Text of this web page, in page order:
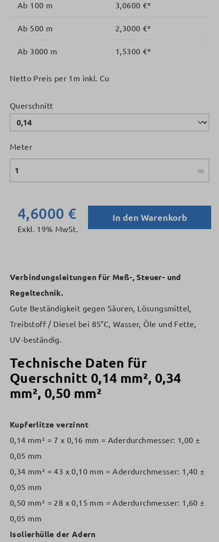
Ab 100 m 3,0600 €*
Ab 500 m 2,3000 €*
Ab 3000 m 1,5300 €*
Netto Preis per 1m inkl. Cu
Querschnittauswählen
Meter
m
4,6000 €
Exkl. 19% MwSt.
In den Warenkorb
Verbindungsleitungen für Meß-, Steuer- und
Regeltechnik.
Gute Beständigkeit gegen Säuren, Lösungsmittel,
Treibstoff / Diesel bei 85°C, Wasser, Öle und Fette,
UV-beständig.
Technische Daten für
Querschnitt 0,14 mm², 0,34
mm², 0,50 mm²
Kupferlitze verzinnt
0,14 mm² = 7 x 0,16 mm = Aderdurchmesser: 1,00 ±
0,05 mm
0,34 mm² = 43 x 0,10 mm = Aderdurchmesser: 1,40 ±
0,05 mm
0,50 mm² = 28 x 0,15 mm = Aderdurchmesser: 1,60 ±
0,05 mm
Isolierhülle der Adern